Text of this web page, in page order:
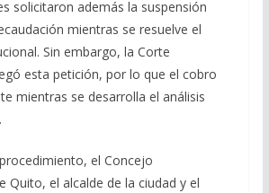
solicitaron además la suspensión
mientras se resuelve el
Sin embargo, la Corte
esta petición, por lo que el cobro
mientras se desarrolla el análisis
el Concejo
Quito, el alcalde de la ciudad y el